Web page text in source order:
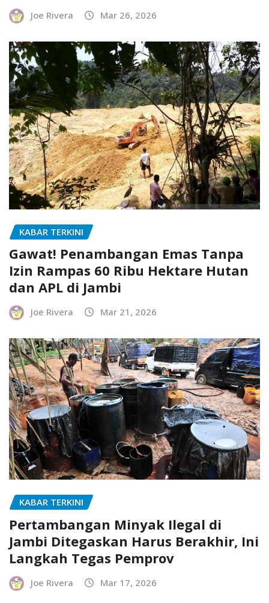
Joe Rivera Mar 26, 2026
KABAR TERKINI
Gawat! Penambangan Emas Tanpa
Izin Rampas 60 Ribu Hektare Hutan
dan APL di Jambi
Joe Rivera Mar 21, 2026
KABAR TERKINI
Pertambangan Minyak Ilegal di
Jambi Ditegaskan Harus Berakhir, Ini
Langkah Tegas Pemprov
Joe Rivera Mar 17, 2026